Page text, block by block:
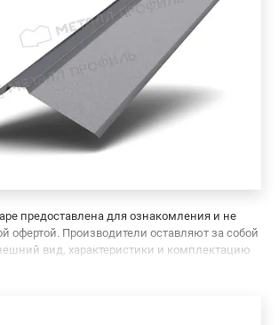
предоставлена для ознакомления и не
офертой. Производители оставляют за собой
вид, характеристики и комплектацию
не уведомляя продавцов и потребителей.
Будем благодарны вам за сообщение об